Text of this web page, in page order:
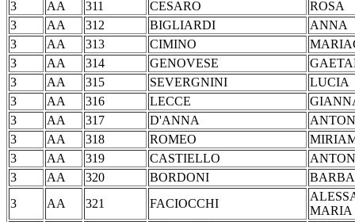
3
AA 311 CESARO
3
AA 312 BIGLIARDI
3
AA 313 CIMINO
3
AA 314 GENOVESE
3
AA 315 SEVERGNINI
3
AA 316 LECCE
3
AA 317 D'ANNA
3
AA 318 ROMEO
3
AA 319 CASTIELLO
3
AA 320 BORDONI
3
AA 321 FACIOCCHI